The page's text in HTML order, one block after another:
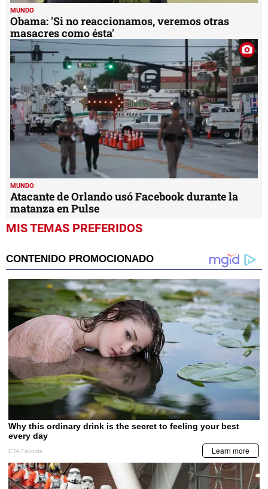
MUNDO
Obama: 'Si no reaccionamos, veremos otras
masacres como ésta'
MUNDO
Atacante de Orlando usó Facebook durante la
matanza en Pulse
MIS TEMAS PREFERIDOS